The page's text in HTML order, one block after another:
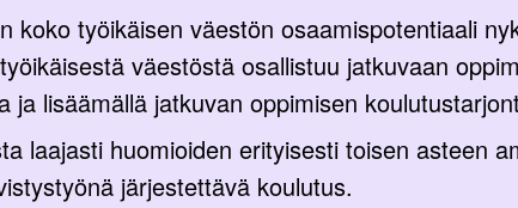
koko työikäisen väestön osaamispotentiaali
väestöstä osallistuu jatkuvaan
lisäämällä jatkuvan oppimisen
laajasti huomioiden erityisesti toisen asteen
järjestettävä koulutus.